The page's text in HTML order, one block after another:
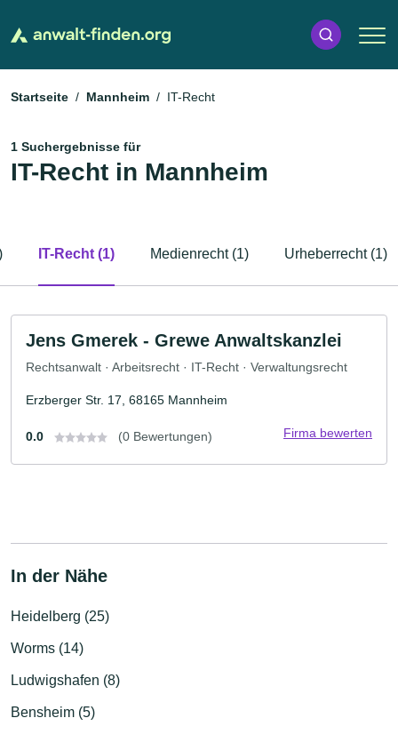
Startseite Mannheim IT-Recht
1 Suchergebnisse für
IT-Recht in Mannheim
IT-Recht (1) Medienrecht (1) Urheberrecht (1)
Jens Gmerek - Grewe Anwaltskanzlei
Rechtsanwalt · Arbeitsrecht · IT-Recht · Verwaltungsrecht
Erzberger Str. 17, 68165 Mannheim
0.0 (0 Bewertungen) Firma bewerten
In der Nähe
Heidelberg (25)
Worms (14)
Ludwigshafen (8)
Bensheim (5)